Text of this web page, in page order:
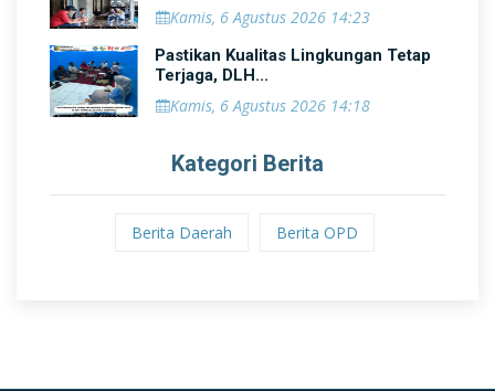
Kamis, 6 Agustus 2026 14:23
Pastikan Kualitas Lingkungan Tetap
Terjaga, DLH...
Kamis, 6 Agustus 2026 14:18
Kategori Berita
Berita Daerah Berita OPD